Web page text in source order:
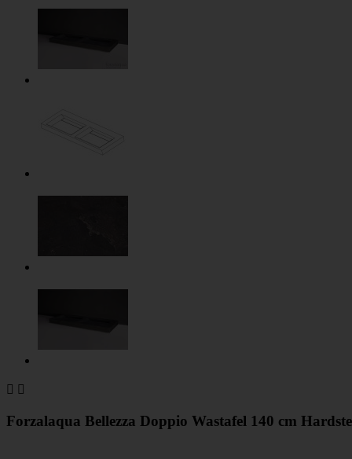
 
Forzalaqua Bellezza Doppio Wastafel 140 cm